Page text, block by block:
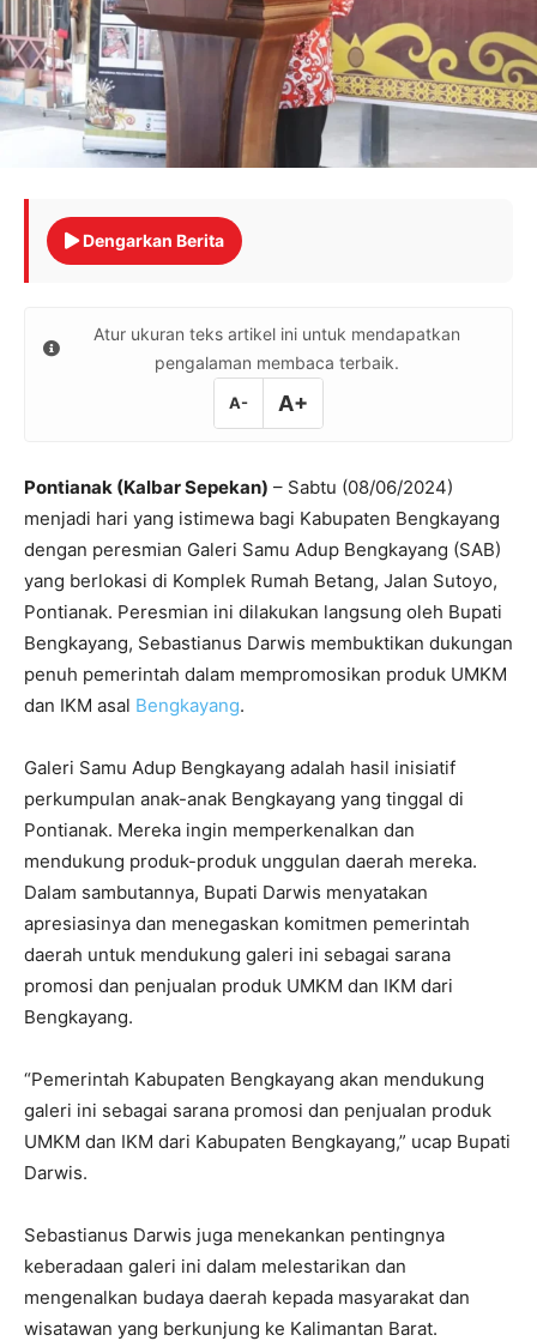
Dengarkan Berita
Atur ukuran teks artikel ini untuk mendapatkan
pengalaman membaca terbaik.
A- A+
Pontianak (Kalbar Sepekan) – Sabtu (08/06/2024)
menjadi hari yang istimewa bagi Kabupaten Bengkayang
dengan peresmian Galeri Samu Adup Bengkayang (SAB)
yang berlokasi di Komplek Rumah Betang, Jalan Sutoyo,
Pontianak. Peresmian ini dilakukan langsung oleh Bupati
Bengkayang, Sebastianus Darwis membuktikan dukungan
penuh pemerintah dalam mempromosikan produk UMKM
dan IKM asal Bengkayang.
Galeri Samu Adup Bengkayang adalah hasil inisiatif
perkumpulan anak-anak Bengkayang yang tinggal di
Pontianak. Mereka ingin memperkenalkan dan
mendukung produk-produk unggulan daerah mereka.
Dalam sambutannya, Bupati Darwis menyatakan
apresiasinya dan menegaskan komitmen pemerintah
daerah untuk mendukung galeri ini sebagai sarana
promosi dan penjualan produk UMKM dan IKM dari
Bengkayang.
“Pemerintah Kabupaten Bengkayang akan mendukung
galeri ini sebagai sarana promosi dan penjualan produk
UMKM dan IKM dari Kabupaten Bengkayang,” ucap Bupati
Darwis.
Sebastianus Darwis juga menekankan pentingnya
keberadaan galeri ini dalam melestarikan dan
mengenalkan budaya daerah kepada masyarakat dan
wisatawan yang berkunjung ke Kalimantan Barat.